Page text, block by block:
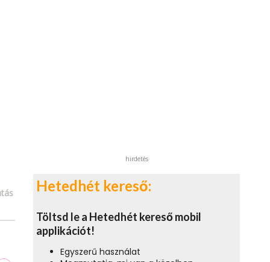
hirdetés
Hetedhét kereső:
Töltsd le a Hetedhét kereső mobil
applikációt!
Egyszerű használat